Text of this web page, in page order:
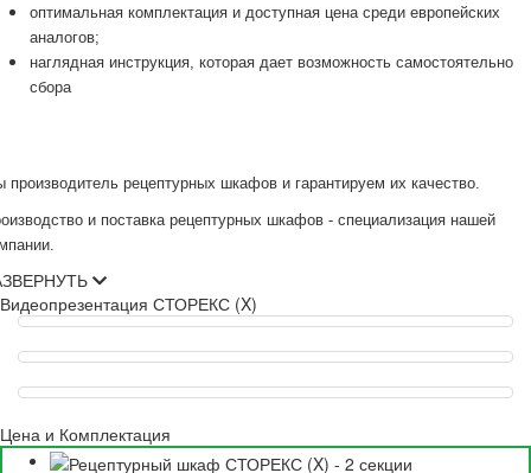
оптимальная комплектация и доступная цена среди европейских
аналогов;
наглядная инструкция, которая дает возможность самостоятельно
сбора
производитель рецептурных шкафов и гарантируем их качество.
и поставка рецептурных шкафов - специализация нашей
Видеопрезентация СТОРЕКС (X)
Цена и Комплектация